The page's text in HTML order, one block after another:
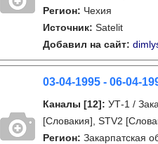
Регион: Чехия
Источник: Satelit
Добавил на сайт:
03-04-1995 - 06-04-
Каналы [12]: УТ-1 /
[Словакия], STV2
Регион: Закарпатская